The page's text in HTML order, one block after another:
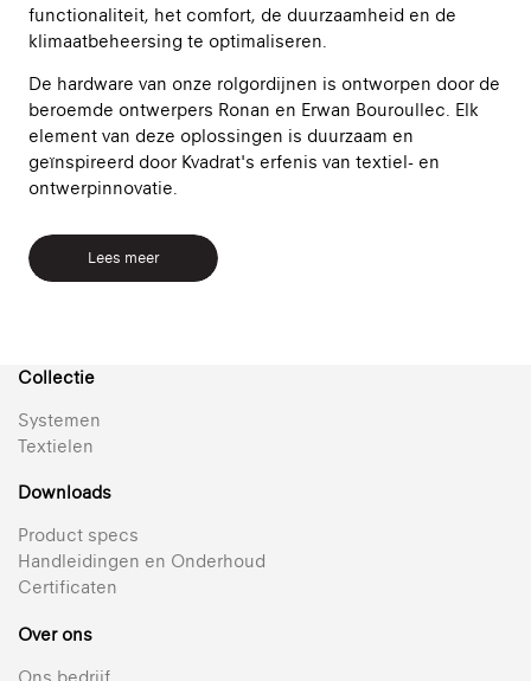
functionaliteit, het comfort, de duurzaamheid en de
klimaatbeheersing te optimaliseren.
De hardware van onze rolgordijnen is ontworpen door de
beroemde ontwerpers Ronan en Erwan Bouroullec. Elk
element van deze oplossingen is duurzaam en
geïnspireerd door Kvadrat's erfenis van textiel- en
ontwerpinnovatie.
Lees meer
Collectie
Systemen
Textielen
Downloads
Product specs
Handleidingen en Onderhoud
Certificaten
Over ons
Ons bedrijf